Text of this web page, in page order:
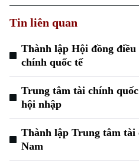
Xu hướng
Tin liên quan
Thành lập Hội đồng
chính quốc tế
Trung tâm tài chính
hội nhập
Thành lập Trung tâm tài
Nam